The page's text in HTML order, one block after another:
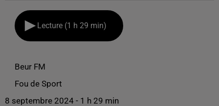
Lecture (1 h 29 min)
Beur FM
Fou de Sport
8 septembre 2024 - 1 h 29 min